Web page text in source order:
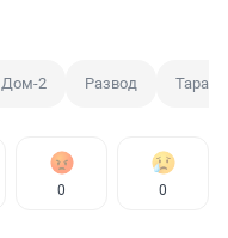
Дом-2 Развод
0 0